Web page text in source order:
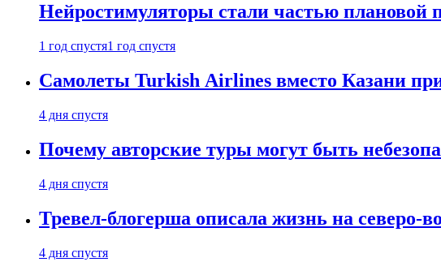
Нейростимуляторы стали частью
1 год спустя1 год спустя
Самолеты Turkish Airlines вместо Казани
4 дня спустя
Почему авторские туры могут быть
4 дня спустя
Тревел-блогерша описала жизнь на северо-
4 дня спустя